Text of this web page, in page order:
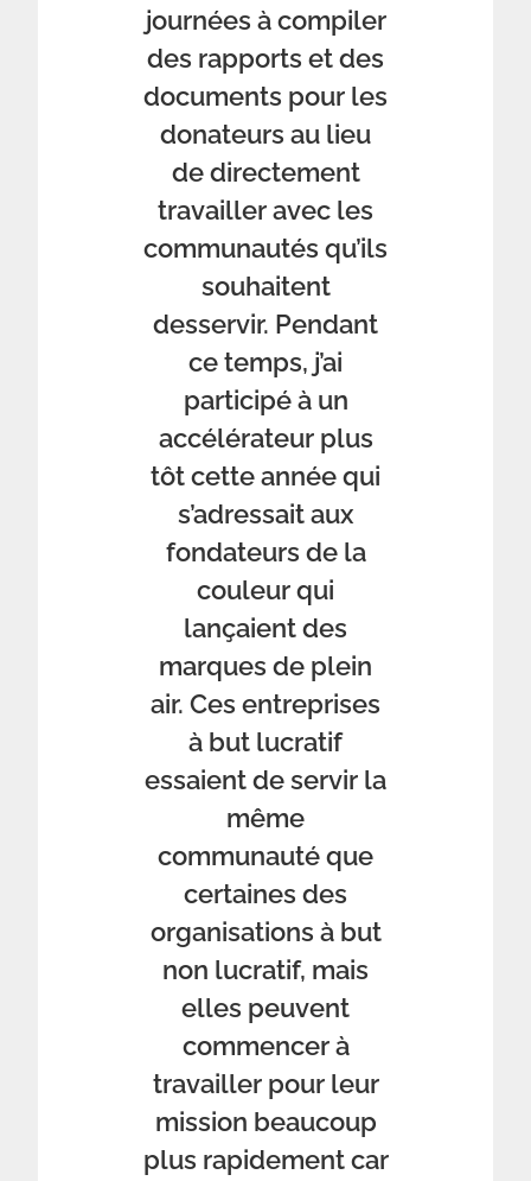
journées à compiler
des rapports et des
documents pour les
donateurs au lieu
de directement
travailler avec les
communautés qu’ils
souhaitent
desservir. Pendant
ce temps, j’ai
participé à un
accélérateur plus
tôt cette année qui
s’adressait aux
fondateurs de la
couleur qui
lançaient des
marques de plein
air. Ces entreprises
à but lucratif
essaient de servir la
même
communauté que
certaines des
organisations à but
non lucratif, mais
elles peuvent
commencer à
travailler pour leur
mission beaucoup
plus rapidement car